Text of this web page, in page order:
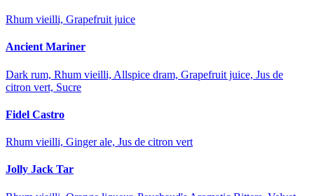
Rhum vieilli, Grapefruit juice
Ancient Mariner
Dark rum, Rhum vieilli, Allspice dram, Grapefruit juice, Jus de
citron vert, Sucre
Fidel Castro
Rhum vieilli, Ginger ale, Jus de citron vert
Jolly Jack Tar